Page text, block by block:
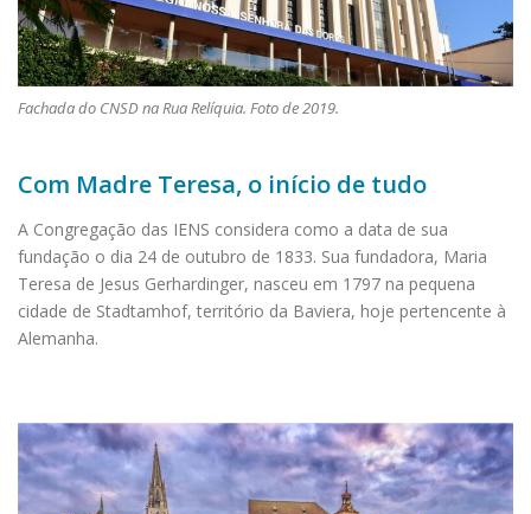
Fachada do CNSD na Rua Relíquia. Foto de 2019.
Com Madre Teresa, o início de tudo
A Congregação das IENS considera como a data de sua
fundação o dia 24 de outubro de 1833. Sua fundadora, Maria
Teresa de Jesus Gerhardinger, nasceu em 1797 na pequena
cidade de Stadtamhof, território da Baviera, hoje pertencente à
Alemanha.